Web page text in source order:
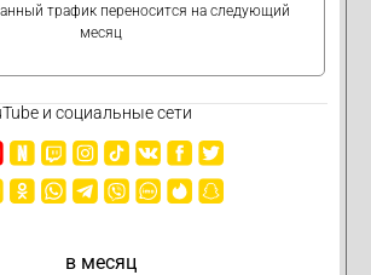
трафик переносится на следующий
месяц
и социальные сети
в месяц